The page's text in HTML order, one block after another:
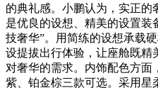
的典礼感。小鹏认为，实正
是优良的设想、精美的设置装
技奢华”。用简练的设想承载
设提拔出行体验，让座舱既精
对奢华的需求。内饰配色方面
紫、铂金棕三款可选。采用星